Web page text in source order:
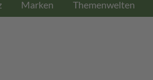
Marken Themenwelten